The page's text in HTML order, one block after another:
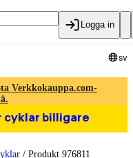
Logga in
sv
Verkkokauppa.com-
cyklar billigare
/ Produkt 976811